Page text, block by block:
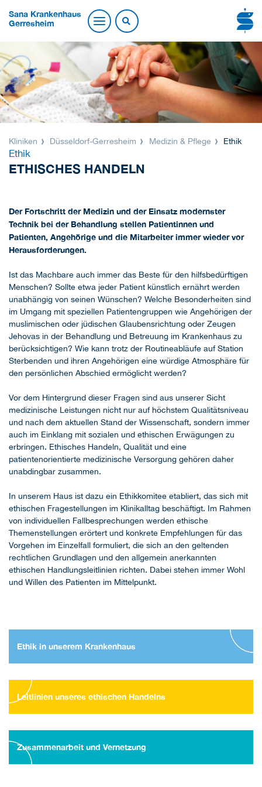
Sana Krankenhaus
Gerresheim
Kliniken Düsseldorf-Gerresheim Medizin & Pflege Ethik
Ethik
ETHISCHES HANDELN
Der Fortschritt der Medizin und der Einsatz modernster
Technik bei der Behandlung stellen Patientinnen und
Patienten, Angehörige und die Mitarbeiter immer wieder vor
Herausforderungen.
Ist das Machbare auch immer das Beste für den hilfsbedürftigen
Menschen? Sollte etwa jeder Patient künstlich ernährt werden
unabhängig von seinen Wünschen? Welche Besonderheiten sind
im Umgang mit speziellen Patientengruppen wie Angehörigen der
muslimischen oder jüdischen Glaubensrichtung oder Zeugen
Jehovas in der Behandlung und Betreuung im Krankenhaus zu
berücksichtigen? Wie kann trotz der Routineabläufe auf Station
Sterbenden und ihren Angehörigen eine würdige Atmosphäre für
den persönlichen Abschied ermöglicht werden?
Vor dem Hintergrund dieser Fragen sind aus unserer Sicht
medizinische Leistungen nicht nur auf höchstem Qualitätsniveau
und nach dem aktuellen Stand der Wissenschaft, sondern immer
auch im Einklang mit sozialen und ethischen Erwägungen zu
erbringen. Ethisches Handeln, Qualität und eine
patientenorientierte medizinische Versorgung gehören daher
unabdingbar zusammen.
In unserem Haus ist dazu ein Ethikkomitee etabliert, das sich mit
ethischen Fragestellungen im Klinikalltag beschäftigt. Im Rahmen
von individuellen Fallbesprechungen werden ethische
Themenstellungen erörtert und konkrete Empfehlungen für das
Vorgehen im Einzelfall formuliert, die sich an den geltenden
rechtlichen Grundlagen und den allgemein anerkannten
ethischen Handlungsleitlinien richten. Dabei stehen immer Wohl
und Willen des Patienten im Mittelpunkt.
Ethik in unserem Krankenhaus
Leitlinien unseres ethischen Handelns
Zusammenarbeit und Vernetzung